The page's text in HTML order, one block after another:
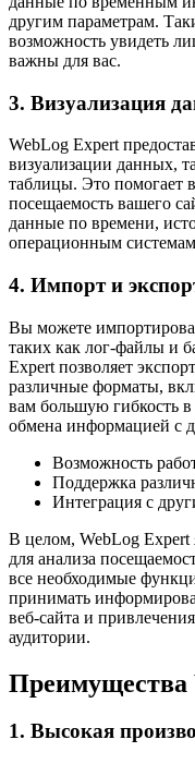
другим параметрам.
возможность увидеть
важны для вас.
3. Визуализация
WebLog Expert
визуализации данных,
таблицы. Это помогает
посещаемость вашего
данные по времени,
операционным
4. Импорт и
Вы можете
таких как лог-файлы и
Expert позволяет
различные форматы,
вам большую гибкость
обмена информацией с
Возможность
Поддержка
Интеграция с
В целом, WebLog Expert
для анализа
все необходимые
принимать
веб-сайта и
аудитории.
Преимущества
1. Высокая